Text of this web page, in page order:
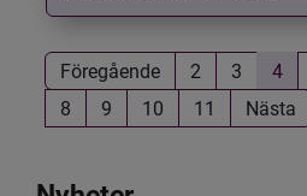
Föregående 2 3 4
8
9 10 11 Nästa